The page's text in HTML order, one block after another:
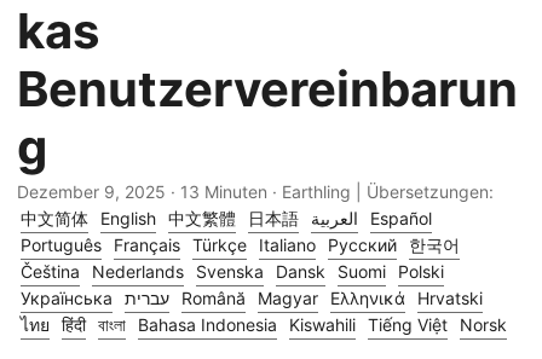
kas
Benutzervereinbarun
g
Dezember 9, 2025 · 13 Minuten · Earthling | Übersetzungen:
中文简体
English 中文繁體 日本語 العربية
Español
Português
Français Türkçe Italiano Русский
한국어
Čeština
Nederlands Svenska Dansk Suomi
Polski
Українська
עברית Română Magyar Ελληνικά
Hrvatski
ไทย
हिंदी বাংলা Bahasa Indonesia Kiswahili Tiếng Việt Norsk